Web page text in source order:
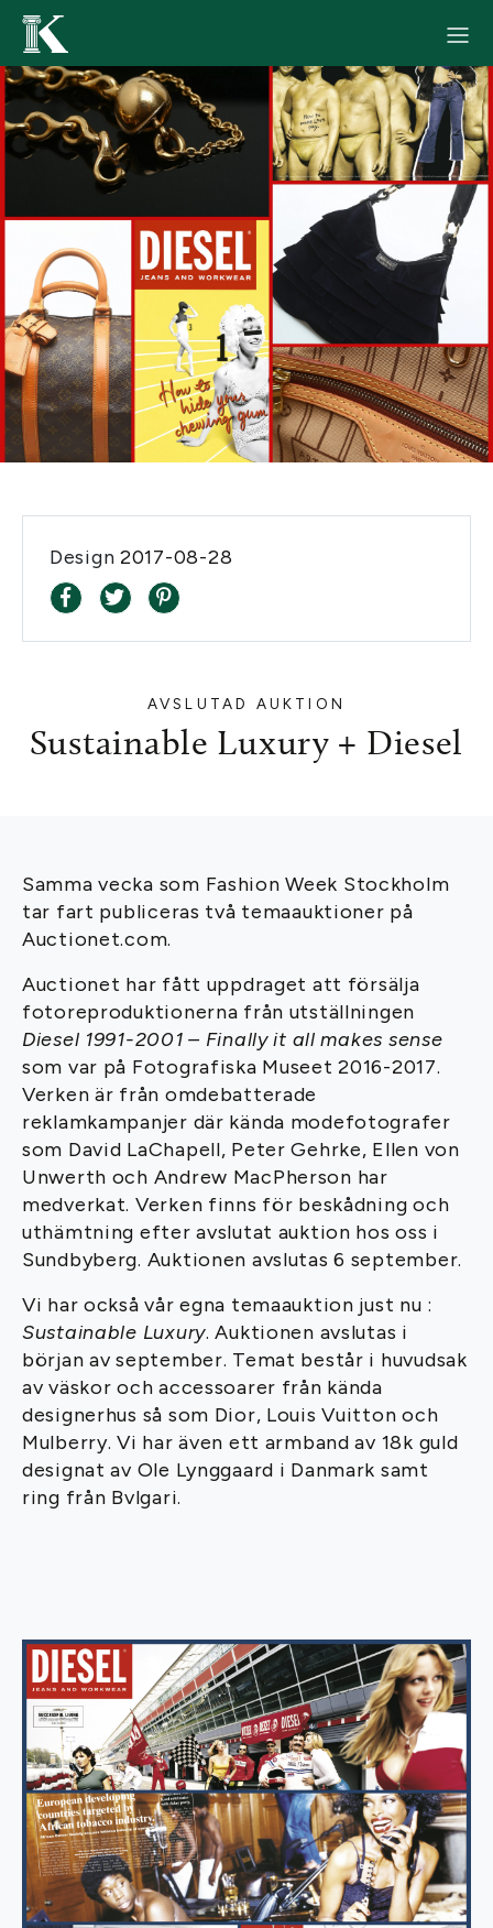
Design2017-08-28
AVSLUTAD AUKTION
Sustainable Luxury + Diesel
Samma vecka som Fashion Week Stockholm
tar fart publiceras två temaauktioner på
Auctionet.com.
Auctionet har fått uppdraget att försälja
fotoreproduktionerna från utställningen
Diesel 1991-2001 – Finally it all makes sense
som var på Fotografiska Museet 2016-2017.
Verken är från omdebatterade
reklamkampanjer där kända modefotografer
som David LaChapell, Peter Gehrke, Ellen von
Unwerth och Andrew MacPherson har
medverkat. Verken finns för beskådning och
uthämtning efter avslutat auktion hos oss i
Sundbyberg. Auktionen avslutas 6 september.
Vi har också vår egna temaauktion just nu :
Sustainable Luxury. Auktionen avslutas i
början av september. Temat består i huvudsak
av väskor och accessoarer från kända
designerhus så som Dior, Louis Vuitton och
Mulberry. Vi har även ett armband av 18k guld
designat av Ole Lynggaard i Danmark samt
ring från Bvlgari.